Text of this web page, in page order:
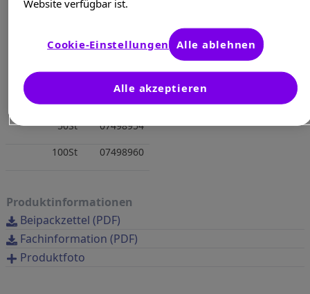
50St
07498954
100St
07498960
Produktinformationen
Beipackzettel (PDF)
Fachinformation (PDF)
Produktfoto
Website verfügbar ist.
Cookie-Einstellungen
Alle akzeptieren
Alle ablehnen